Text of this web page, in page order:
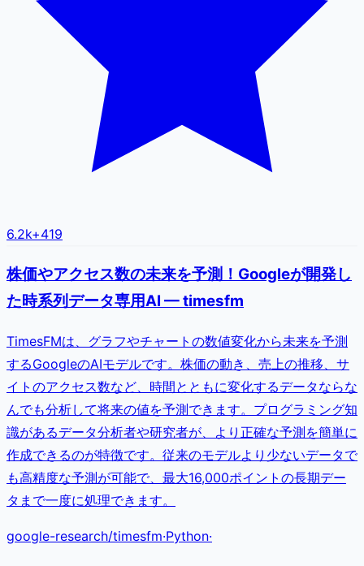
6.2k+419
株価やアクセス数の未来を予測！Googleが開発し
た時系列データ専用AI — timesfm
TimesFMは、グラフやチャートの数値変化から未来を予測
するGoogleのAIモデルです。株価の動き、売上の推移、サ
イトのアクセス数など、時間とともに変化するデータならな
んでも分析して将来の値を予測できます。プログラミング知
識があるデータ分析者や研究者が、より正確な予測を簡単に
作成できるのが特徴です。従来のモデルより少ないデータで
も高精度な予測が可能で、最大16,000ポイントの長期デー
タまで一度に処理できます。
google-research/timesfm·Python·